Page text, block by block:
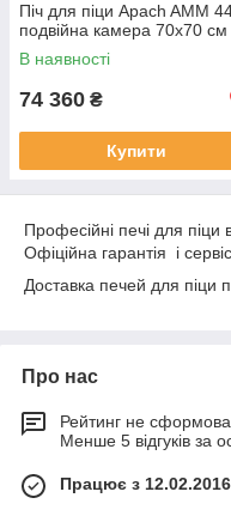
Піч для піци Apach AMM
подвійна камера 70х70 см
В наявності
74 360 ₴
Купити
Професійні печі для піци
Офіційна гарантія і
Доставка печей для піци
Про нас
Рейтинг не
Менше 5 відгуків за
Працює з 12.02.2016